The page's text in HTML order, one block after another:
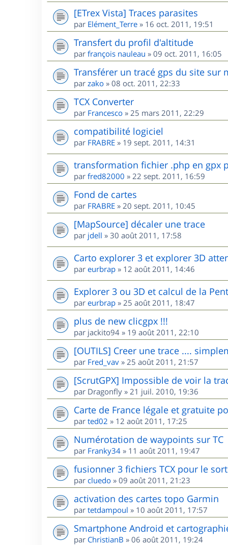
[ETrex Vista] Traces parasites
par Elément_Terre » 16 oct. 2011, 19:51
Transfert du profil d'altitude
par françois nauleau » 09 oct. 2011, 16:05
Transférer un tracé gps du site sur
par zako » 08 oct. 2011, 22:33
TCX Converter
par Francesco » 25 mars 2011, 22:29
compatibilité logiciel
par FRABRE » 19 sept. 2011, 14:31
transformation fichier .php en gpx
par fred82000 » 22 sept. 2011, 16:59
Fond de cartes
par FRABRE » 20 sept. 2011, 10:45
[MapSource] décaler une trace
par jdell » 30 août 2011, 17:58
Carto explorer 3 et explorer 3D
par eurbrap » 12 août 2011, 14:46
Explorer 3 ou 3D et calcul de la
par eurbrap » 25 août 2011, 18:47
plus de new clicgpx !!!
par jackito94 » 19 août 2011, 22:10
[OUTILS] Creer une trace ....
par Fred_vav » 25 août 2011, 21:57
[ScrutGPX] Impossible de voir la
par Dragonfly » 21 juil. 2010, 19:36
Carte de France légale et gratuite
par ted02 » 12 août 2011, 17:25
Numérotation de waypoints sur TC
par Franky34 » 11 août 2011, 19:47
fusionner 3 fichiers TCX pour le
par cluedo » 09 août 2011, 21:23
activation des cartes topo Garmin
par tetdampoul » 10 août 2011, 17:57
Smartphone Android et
par ChristianB » 06 août 2011, 19:24